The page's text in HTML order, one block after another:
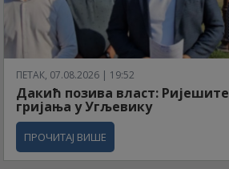
ПЕТАК, 07.08.2026 | 19:52
Дакић позива власт:
гријања у Угљевику
ПРОЧИТАЈ ВИШЕ